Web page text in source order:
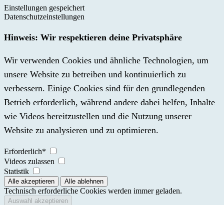
Einstellungen gespeichert
Datenschutzeinstellungen
Hinweis: Wir respektieren deine Privatsphäre
Wir verwenden Cookies und ähnliche Technologien, um
unsere Website zu betreiben und kontinuierlich zu
verbessern. Einige Cookies sind für den grundlegenden
Betrieb erforderlich, während andere dabei helfen, Inhalte
wie Videos bereitzustellen und die Nutzung unserer
Website zu analysieren und zu optimieren.
Erforderlich*
Videos zulassen
Statistik
Technisch erforderliche Cookies werden immer geladen.